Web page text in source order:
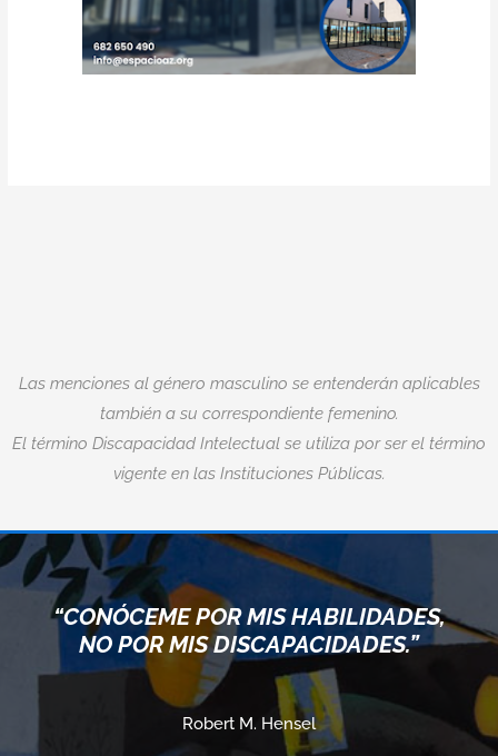
Las menciones al género masculino se entenderán aplicables
también a su correspondiente femenino.
El término Discapacidad Intelectual se utiliza por ser el término
vigente en las Instituciones Públicas.
“CONÓCEME POR MIS HABILIDADES,
NO POR MIS DISCAPACIDADES.”
Robert M. Hensel